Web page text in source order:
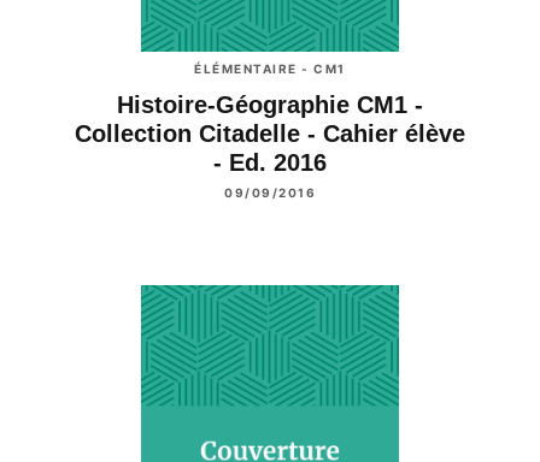
ÉLÉMENTAIRE - CM1
Histoire-Géographie CM1 -
Collection Citadelle - Cahier élève
- Ed. 2016
09/09/2016